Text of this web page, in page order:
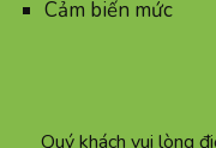
Cảm biến mức
Quý khách vui lòng